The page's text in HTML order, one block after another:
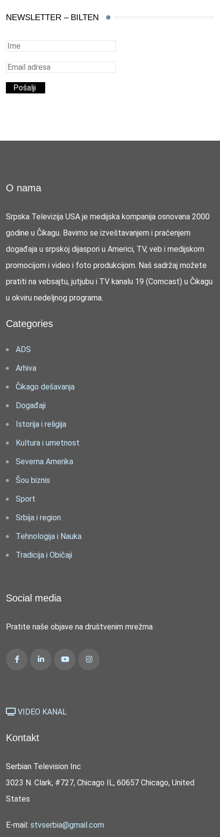
NEWSLETTER – BILTEN
O nama
Srpska Televizija USA je medijska kompanija osnovana 2000
godine u Čikagu. Bavimo se izveštavanjem i praćenjem
događaja u srpskoj dijaspori u Americi, TV, veb i medijskom
promocijom i video i foto produkcijom. Naš sadržaj možete
pratiti na vebsajtu, jutjubu i TV kanalu 19 (Comcast) u Čikagu
u okviru nedeljnog programa.
Categories
ADS
Arhiva
Čikago dešavanja
Događaji
Istorija i religija
Kultura i umetnost
Severna Amerika
Šou biznis
Sport
Srbija i region
Tehnologija i Nauka
Tradicija i Običaji
Social media
Pratite naše objave na društvenim mrežma
VIDEO KANAL
Kontakt
Serbian Television Inc
3023 N. Clark, #727, Chicago IL, 60657 Chicago, United
States
E-mail: stvserbia@gmail.com